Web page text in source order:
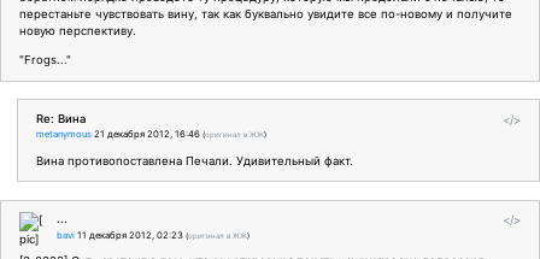
перестаньте чувствовать вину, так как буквально увидите все по-новому и получите
новую перспективу.
"Frogs..."
</>
Re: Вина
metanymous 21 декабря 2012, 16:46 (оригинал в ЖЖ)
Вина противопоставлена Печали. Удивительный факт.
</>
...
bavi 11 декабря 2012, 02:23 (оригинал в ЖЖ)